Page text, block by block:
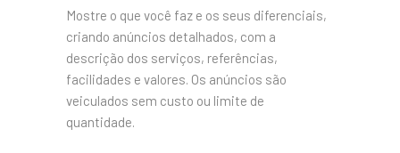
Mostre o que você faz e os seus diferenciais,
criando anúncios detalhados, com a
descrição dos serviços, referências,
facilidades e valores. Os anúncios são
veiculados sem custo ou limite de
quantidade.